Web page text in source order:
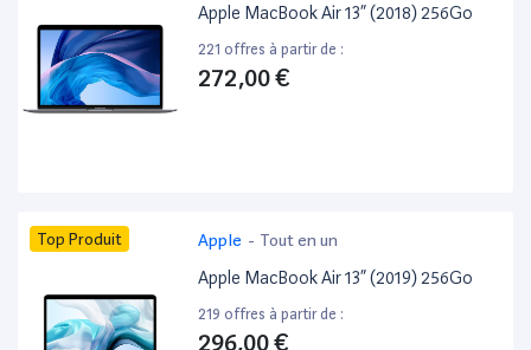
Apple MacBook Air 13” (2018) 256Go
221 offres à partir de :
272,00 €
Top Produit Apple - Tout en un
Apple MacBook Air 13” (2019) 256Go
219 offres à partir de :
296,00 €